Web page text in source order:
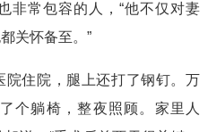
非常包容的人，“他不仅对妻
关怀备至。”
院住院，腿上还打了钢钉。万
个躺椅，整夜照顾。家里人